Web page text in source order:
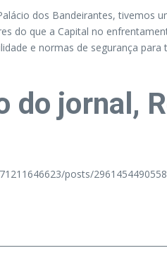
dos Bandeirantes, tivemos
do que a Capital no
e normas de segurança
do jornal,
posts/